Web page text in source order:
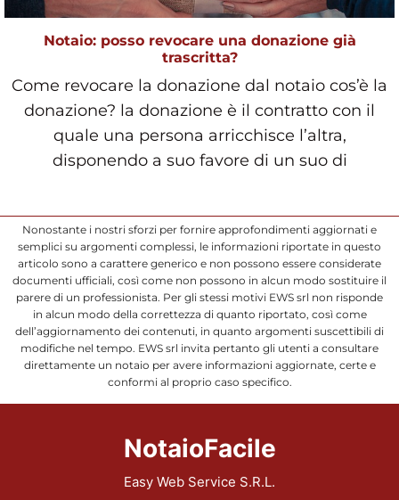
Notaio: posso revocare una donazione già
trascritta?
Come revocare la donazione dal notaio cos’è la
donazione? la donazione è il contratto con il
quale una persona arricchisce l’altra,
disponendo a suo favore di un suo di
Nonostante i nostri sforzi per fornire approfondimenti aggiornati e
semplici su argomenti complessi, le informazioni riportate in questo
articolo sono a carattere generico e non possono essere considerate
documenti ufficiali, così come non possono in alcun modo sostituire il
parere di un professionista. Per gli stessi motivi EWS srl non risponde
in alcun modo della correttezza di quanto riportato, così come
dell’aggiornamento dei contenuti, in quanto argomenti suscettibili di
modifiche nel tempo. EWS srl invita pertanto gli utenti a consultare
direttamente un notaio per avere informazioni aggiornate, certe e
conformi al proprio caso specifico.
NotaioFacile
Easy Web Service S.R.L.